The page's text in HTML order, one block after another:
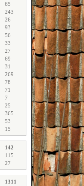
65
243
26
93
56
33
27
69
31
269
78
71
7
25
365
53
15
142
115
27
1311